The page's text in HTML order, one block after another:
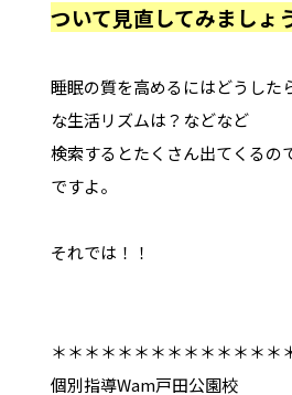
ついて見直してみましょう
睡眠の質を高めるにはどうした
な生活リズムは？などなど
検索するとたくさん出てくるの
ですよ。
それでは！！
＊＊＊＊＊＊＊＊＊＊＊＊＊＊
個別指導Wam戸田公園校